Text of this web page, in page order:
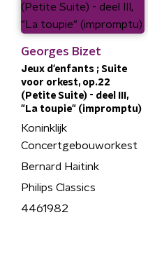
Georges Bizet
Jeux d'enfants ; Suite
voor orkest, op.22
(Petite Suite) - deel III,
"La toupie" (impromptu)
Koninklijk
Concertgebouworkest
Bernard Haitink
Philips Classics
4461982